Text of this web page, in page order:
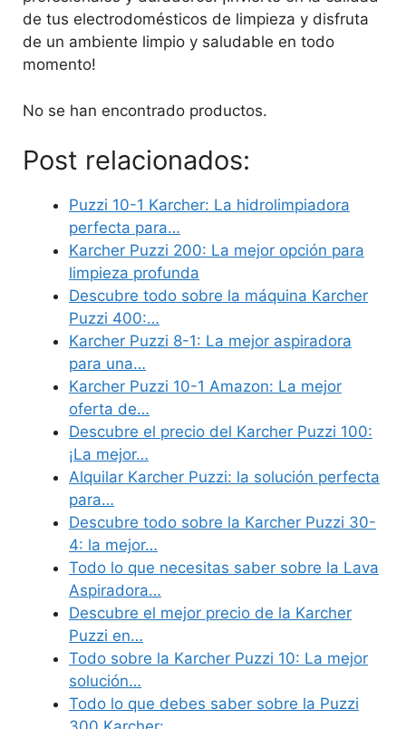
de tus electrodomésticos de limpieza y disfruta
de un ambiente limpio y saludable en todo
momento!
No se han encontrado productos.
Post relacionados:
Puzzi 10-1 Karcher: La hidrolimpiadora
perfecta para…
Karcher Puzzi 200: La mejor opción para
limpieza profunda
Descubre todo sobre la máquina Karcher
Puzzi 400:…
Karcher Puzzi 8-1: La mejor aspiradora
para una…
Karcher Puzzi 10-1 Amazon: La mejor
oferta de…
Descubre el precio del Karcher Puzzi 100:
¡La mejor…
Alquilar Karcher Puzzi: la solución perfecta
para…
Descubre todo sobre la Karcher Puzzi 30-
4: la mejor…
Todo lo que necesitas saber sobre la Lava
Aspiradora…
Descubre el mejor precio de la Karcher
Puzzi en…
Todo sobre la Karcher Puzzi 10: La mejor
solución…
Todo lo que debes saber sobre la Puzzi